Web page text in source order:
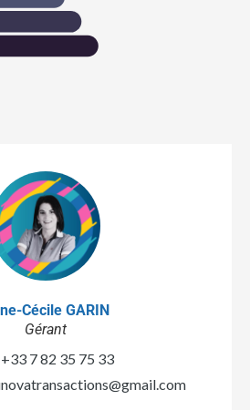
Cécile GARIN
Gérant
+33 7 82 35 75 33